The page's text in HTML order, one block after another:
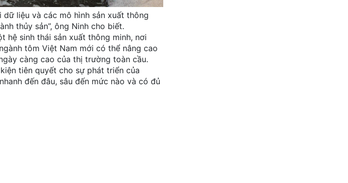
liệu và các mô hình sản xuất thông
thủy sản”, ông Ninh cho biết.
hệ sinh thái sản xuất thông minh, nơi
tôm Việt Nam mới có thể nâng cao
càng cao của thị trường toàn cầu.
tiên quyết cho sự phát triển của
đến đâu, sâu đến mức nào và có đủ